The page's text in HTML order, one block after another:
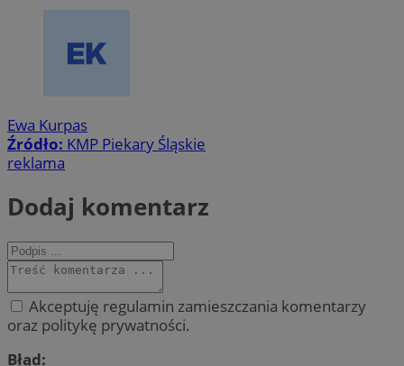
Ewa Kurpas
Źródło: KMP Piekary Śląskie
reklama
Dodaj komentarz
Akceptuję regulamin zamieszczania komentarzy
oraz politykę prywatności.
Błąd: